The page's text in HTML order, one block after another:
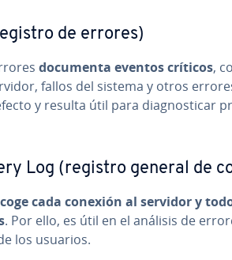
de errores)
documenta eventos críticos,
fallos del sistema y otros
y resulta útil para dia­g­no­s­ti­car
Log (registro general de
cada conexión al servidor y
. Por ello, es útil en el análisis de
los usuarios.